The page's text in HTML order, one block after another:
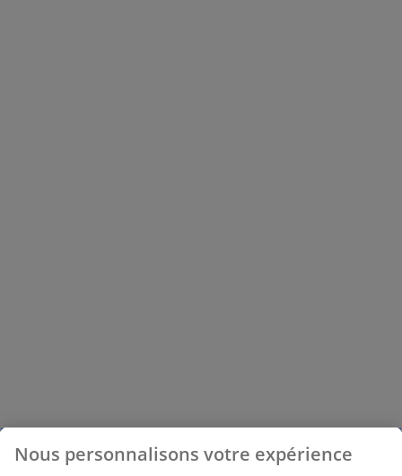
Nous personnalisons votre expérience